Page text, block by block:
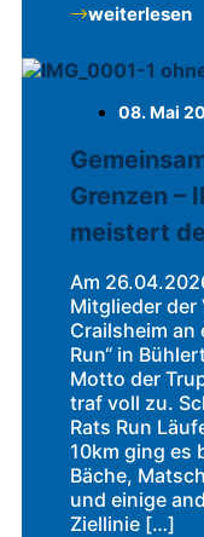
weiterlesen
08. Mai
Grenzen –
meistert
Am
Mitglieder
Crailsheim an
Run“ in
Motto der
traf voll zu.
Rats Run
10km ging es
Bäche,
und einige
Ziellinie […]